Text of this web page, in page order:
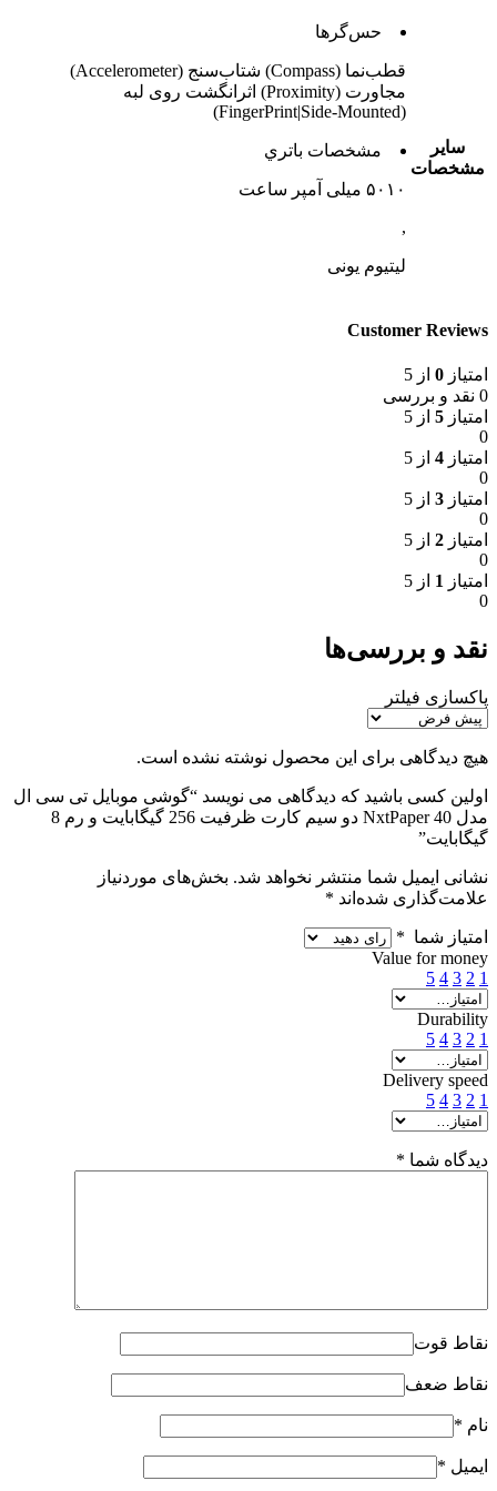
ساير
مشخصات
حس‌گرها
قطب‌نما (Compass) شتاب‌سنج (Accelerometer)
مجاورت (Proximity) اثرانگشت روی لبه
(FingerPrint|Side-Mounted)
مشخصات باتري
۵۰۱۰ میلی آمپر ساعت
,
لیتیوم یونی
Customer Reviews
امتیاز 0 از 5
0 نقد و بررسی
امتیاز 5 از 5
0
امتیاز 4 از 5
0
امتیاز 3 از 5
0
امتیاز 2 از 5
0
امتیاز 1 از 5
0
نقد و بررسی‌ها
پاکسازی فیلتر
هیچ دیدگاهی برای این محصول نوشته نشده است.
اولین کسی باشید که دیدگاهی می نویسد “گوشی موبایل تی سی ال
مدل 40 NxtPaper دو سیم کارت ظرفیت 256 گیگابایت و رم 8
گیگابایت”
نشانی ایمیل شما منتشر نخواهد شد. بخش‌های موردنیاز
علامت‌گذاری شده‌اند *
امتیاز شما *
Value for money
1
2
3
4
5
Durability
1
2
3
4
5
Delivery speed
1
2
3
4
5
دیدگاه شما *
نقاط قوت
نقاط ضعف
نام *
ایمیل *